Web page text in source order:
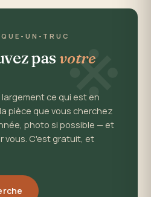
※
UN-TRUC
pas votre
ce qui est en
pièce que vous cherchez
photo si possible — et
vous. C'est gratuit, et